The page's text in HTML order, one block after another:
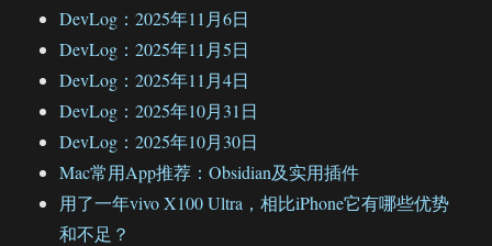
DevLog：2025年11月6日
DevLog：2025年11月5日
DevLog：2025年11月4日
DevLog：2025年10月31日
DevLog：2025年10月30日
Mac常用App推荐：Obsidian及实用插件
用了一年vivo X100 Ultra，相比iPhone它有哪些优势
和不足？